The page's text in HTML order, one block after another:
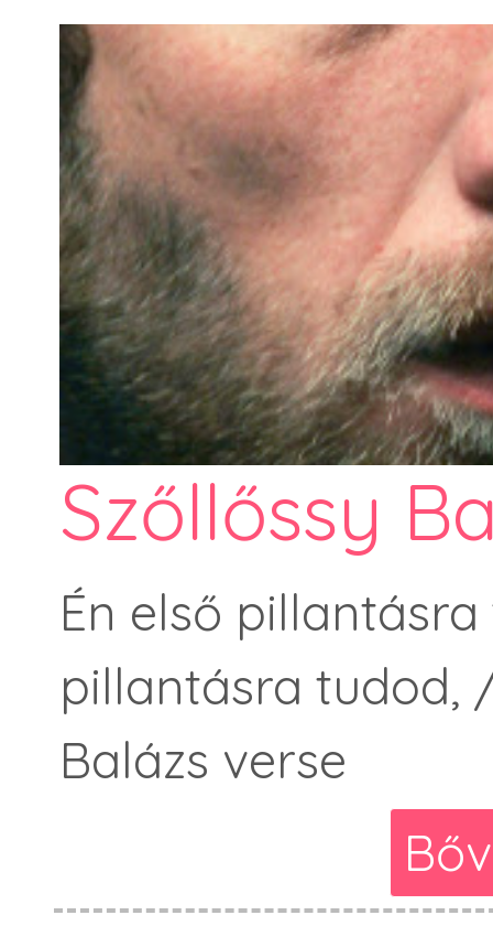
Szőllőssy
Én első
pillantásra tudod,
Balázs verse